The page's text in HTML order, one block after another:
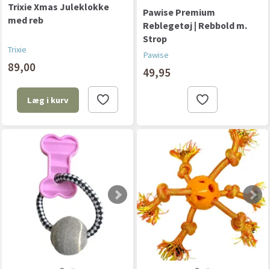
Trixie Xmas Juleklokke
med reb
Trixie
89,00
Læg i kurv
Pawise Premium
Reblegetøj | Rebbold m.
Strop
Pawise
49,95